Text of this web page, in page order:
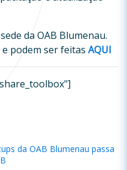
da OAB Blumenau.
podem ser feitas AQUI
da OAB Blumenau passa